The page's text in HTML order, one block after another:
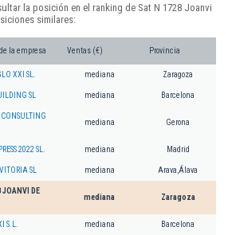
la posición en el ranking de Sat N 1728 Joanvi
similares:
la empresa Ventas (€) Provincia
XXI SL. mediana Zaragoza
SL mediana Barcelona
mediana Gerona
2022 SL. mediana Madrid
SL mediana Arava,Álava
JOANVI DE
mediana Zaragoza
S.L. mediana Barcelona